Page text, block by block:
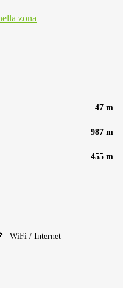
zona
47 m
987 m
455 m
WiFi / Internet